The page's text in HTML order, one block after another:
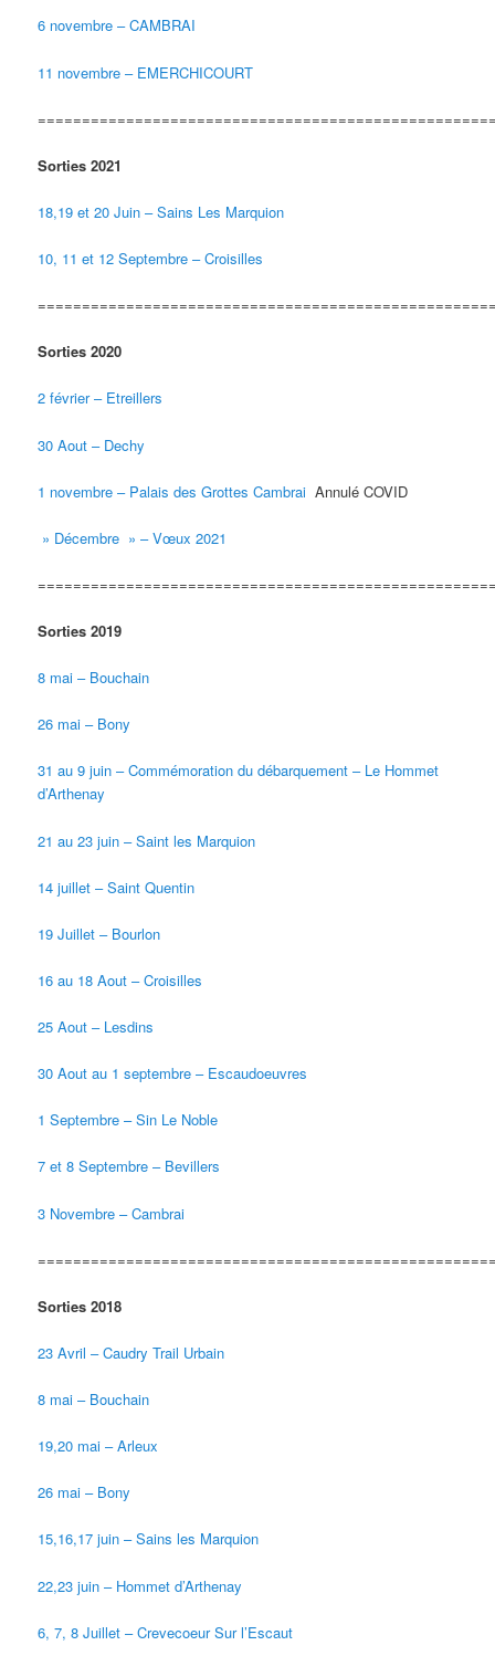
6 novembre – CAMBRAI
11 novembre – EMERCHICOURT
Sorties 2021
18,19 et 20 Juin – Sains Les Marquion
10, 11 et 12 Septembre – Croisilles
Sorties 2020
2 février – Etreillers
30 Aout – Dechy
1 novembre – Palais des Grottes Cambrai Annulé COVID
» Décembre » – Vœux 2021
Sorties 2019
8 mai – Bouchain
26 mai – Bony
31 au 9 juin – Commémoration du débarquement – Le Hommet
d’Arthenay
21 au 23 juin – Saint les Marquion
14 juillet – Saint Quentin
19 Juillet – Bourlon
16 au 18 Aout – Croisilles
25 Aout – Lesdins
30 Aout au 1 septembre – Escaudoeuvres
1 Septembre – Sin Le Noble
7 et 8 Septembre – Bevillers
3 Novembre – Cambrai
Sorties 2018
23 Avril – Caudry Trail Urbain
8 mai – Bouchain
19,20 mai – Arleux
26 mai – Bony
15,16,17 juin – Sains les Marquion
22,23 juin – Hommet d’Arthenay
6, 7, 8 Juillet – Crevecoeur Sur l’Escaut